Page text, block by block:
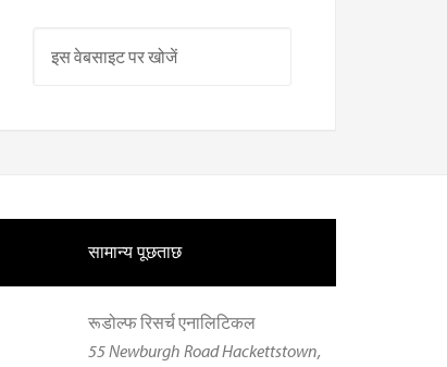
सामान्य पूछताछ
रूडोल्फ रिसर्च एनालिटिकल
55 Newburgh Road Hackettstown,